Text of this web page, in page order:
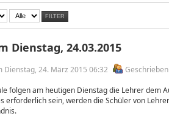
FILTER
Dienstag, 24.03.2015
24. März 2015 06:32
folgen am heutigen Dienstag die Lehrer dem
erforderlich sein, werden die Schüler von